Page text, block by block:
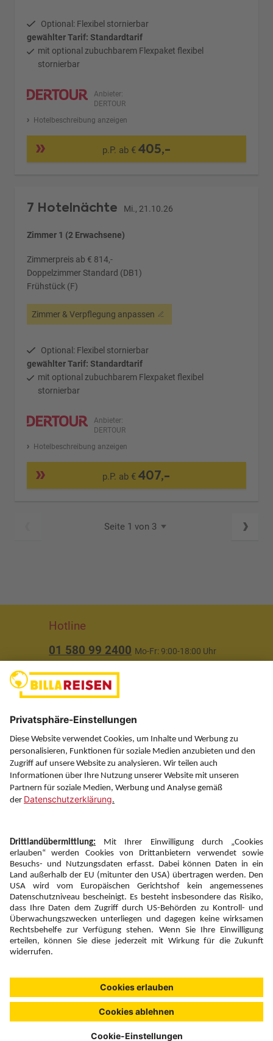
Optional: Flexibel stornierbar
gewählter Tarif: Standardtarif
mit optional zubuchbarem Flexpaket flexibel
stornierbar
Anbieter:
DERTOUR
Hotelbeschreibung anzeigen
p.P. ab € 405,-
7 Hotelnächte Mi., 21.10.26
Zimmer 1 (2 Erwachsene)
Zimmerpreis ab € 814,-
Doppelzimmer Standard (DB1)
Frühstück (F)
Zimmer & Verpflegung anpassen
Optional: Flexibel stornierbar
gewählter Tarif: Standardtarif
mit optional zubuchbarem Flexpaket flexibel
stornierbar
Anbieter:
DERTOUR
Hotelbeschreibung anzeigen
p.P. ab €407,-
Seite 1 von 3
Hotline
01 580 99 2400 Mo-Fr: 9:00-18:00 Uhr
Über uns
Service
Information
Folgen Sie uns auf
Newsletter:
Anmelden
Fairness und
Unsere Inhalte: Standards und
Meldung
Copyright © 2026 DERTOUR Austria GmbH